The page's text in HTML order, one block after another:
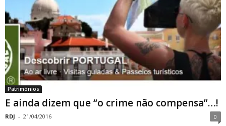
Patrimónios
E ainda dizem que “o crime não compensa”…!
RDJ - 21/04/2016 0